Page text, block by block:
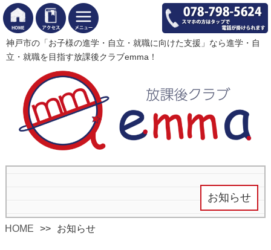
神戸市の「お子様の進学・自立・就職に向けた支援」なら進学・自
立・就職を目指す放課後クラブemma！
お知らせ
HOME お知らせ